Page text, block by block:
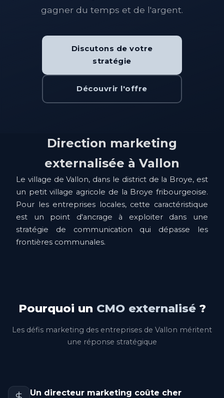
gagner du temps et de l'argent.
Discutons de votre
stratégie
Découvrir l'offre
Direction marketing
externalisée à Vallon
Le village de Vallon, dans le district de la Broye, est
un petit village agricole de la Broye fribourgeoise.
Pour les entreprises locales, cette caractéristique
est un point d'ancrage à exploiter dans une
stratégie de communication qui dépasse les
frontières communales.
Pourquoi un CMO externalisé?
Les défis marketing des entreprises de Vallon méritent
une réponse stratégique
Un directeur marketing coûte cher